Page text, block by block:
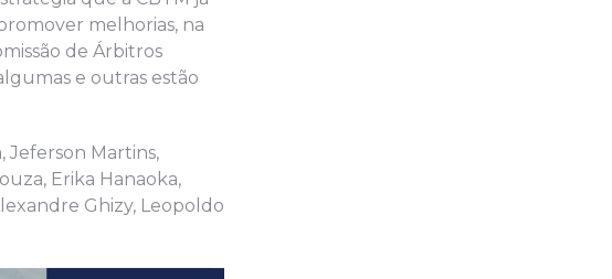
melhorias, na
de Árbitros
e outras estão
Jeferson Martins,
Erika Hanaoka,
Ghizy, Leopoldo